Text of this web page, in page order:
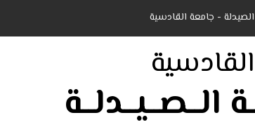
- جامعة القادسية
الــصــيــدلــة